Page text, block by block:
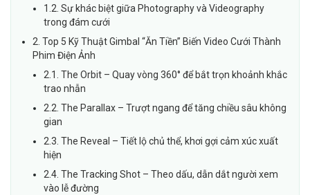
1.2. Sự khác biệt giữa Photography và Videography
trong đám cưới
2. Top 5 Kỹ Thuật Gimbal “Ăn Tiền” Biến Video Cưới Thành
Phim Điện Ảnh
2.1. The Orbit – Quay vòng 360° để bắt trọn khoảnh khắc
trao nhẫn
2.2. The Parallax – Trượt ngang để tăng chiều sâu không
gian
2.3. The Reveal – Tiết lộ chủ thể, khơi gợi cảm xúc xuất
hiện
2.4. The Tracking Shot – Theo dấu, dẫn dắt người xem
vào lễ đường